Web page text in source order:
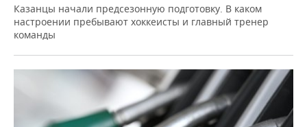
Казанцы начали предсезонную подготовку. В каком
настроении пребывают хоккеисты и главный тренер
команды